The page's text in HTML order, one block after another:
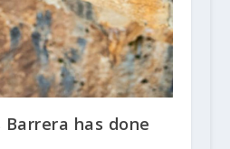
has done